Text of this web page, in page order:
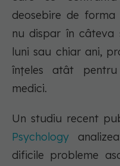
deosebire de
nu dispar în câteva
luni sau chiar ani,
înțeles atât
medici.
Un studiu recent
Psychology
dificile probleme